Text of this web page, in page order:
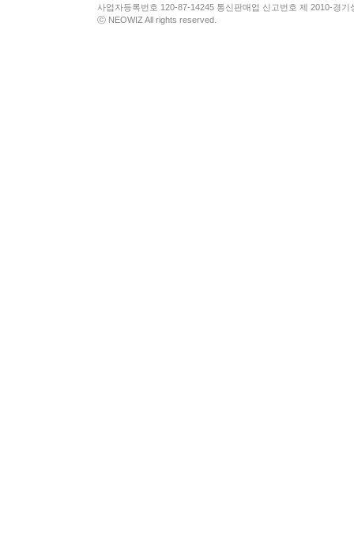
사업자등록번호 120-87-14245 통신판매업 신고번호 제 2010-경
ⓒ NEOWIZ All rights reserved.